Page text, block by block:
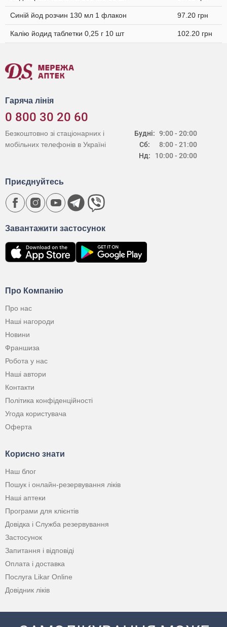
Синій йод розчин 130 мл 1 флакон 97.20 грн
Калію йодид таблетки 0,25 г 10 шт 102.20 грн
Гаряча лінія
0 800 30 20 60
Будні:
Сб:
Нд:
9:00 - 20:00
8:00 - 21:00
10:00 - 20:00
Безкоштовно зі стаціонарних і
мобільних телефонів в Україні
Про Компанію
Про нас
Наші нагороди
Новини
Франшиза
Робота у нас
Наші автори
Контакти
Політика конфіденційності
Угода користувача
Оферта
Корисно знати
Наш блог
Пошук і онлайн-резервування ліків
Наші аптеки
Програми для клієнтів
Довідка і Служба резервування
Застосунок
Запитання і відповіді
Оплата і доставка
Послуга Likar Online
Довідник ліків
Завантажити застосунок
Приєднуйтесь